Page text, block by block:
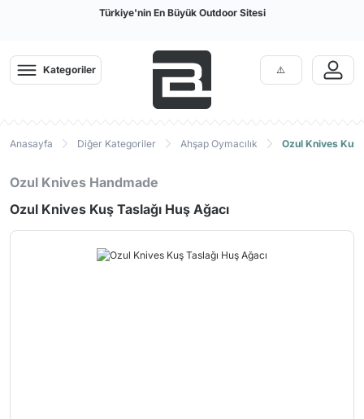
Türkiye'nin En Büyük Outdoor Sitesi
Kategoriler
Anasayfa Diğer Kategoriler Ahşap Oymacılık Ozul Knives Kuş
Ozul Knives Handmade
Ozul Knives Kuş Taslağı Huş Ağacı